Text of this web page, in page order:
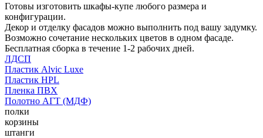
Готовы изготовить шкафы-купе любого размера и
конфигурации.
Декор и отделку фасадов можно выполнить под вашу задумку.
Возможно сочетание нескольких цветов в одном фасаде.
Бесплатная сборка в течение 1-2 рабочих дней.
ЛДСП
Пластик Alvic Luxe
Пластик HPL
Пленка ПВХ
Полотно АГТ (МДФ)
полки
корзины
штанги